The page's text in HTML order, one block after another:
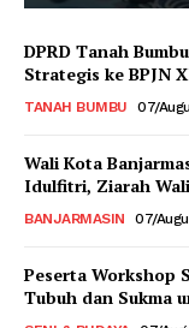
DPRD Tanah
Strategis ke BPJN
TANAH BUMBU 07/
Wali Kota
Idulfitri, Ziarah
BANJARMASIN 07/
Peserta Workshop
Tubuh dan Sukma